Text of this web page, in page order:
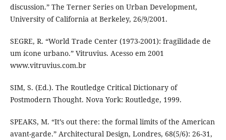
discussion.” The Terner Series on Urban Development,
University of California at Berkeley, 26/9/2001.
SEGRE, R. “World Trade Center (1973-2001): fragilidade de
um ícone urbano.” Vitruvius. Acesso em 2001
www.vitruvius.com.br
SIM, S. (Ed.). The Routledge Critical Dictionary of
Postmodern Thought. Nova York: Routledge, 1999.
SPEAKS, M. “It’s out there: the formal limits of the American
avant-garde.” Architectural Design, Londres, 68(5/6): 26-31,